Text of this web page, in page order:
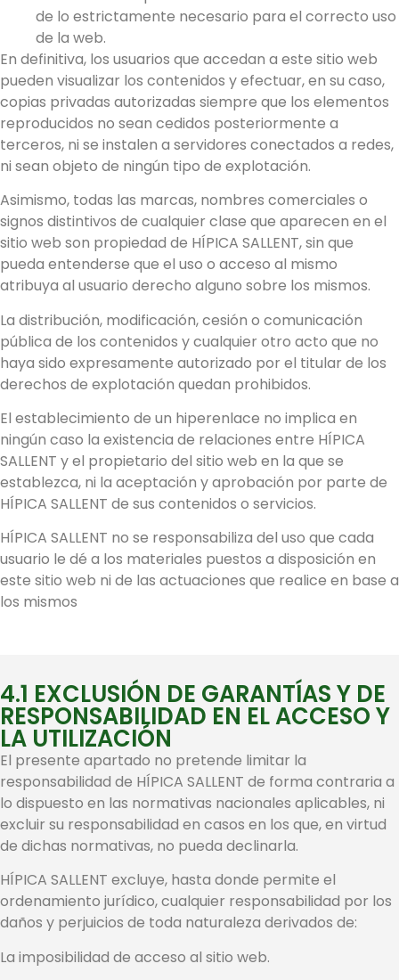
de lo estrictamente necesario para el correcto uso
de la web.
En definitiva, los usuarios que accedan a este sitio web
pueden visualizar los contenidos y efectuar, en su caso,
copias privadas autorizadas siempre que los elementos
reproducidos no sean cedidos posteriormente a
terceros, ni se instalen a servidores conectados a redes,
ni sean objeto de ningún tipo de explotación.
Asimismo, todas las marcas, nombres comerciales o
signos distintivos de cualquier clase que aparecen en el
sitio web son propiedad de HÍPICA SALLENT, sin que
pueda entenderse que el uso o acceso al mismo
atribuya al usuario derecho alguno sobre los mismos.
La distribución, modificación, cesión o comunicación
pública de los contenidos y cualquier otro acto que no
haya sido expresamente autorizado por el titular de los
derechos de explotación quedan prohibidos.
El establecimiento de un hiperenlace no implica en
ningún caso la existencia de relaciones entre HÍPICA
SALLENT y el propietario del sitio web en la que se
establezca, ni la aceptación y aprobación por parte de
HÍPICA SALLENT de sus contenidos o servicios.
HÍPICA SALLENT no se responsabiliza del uso que cada
usuario le dé a los materiales puestos a disposición en
este sitio web ni de las actuaciones que realice en base a
los mismos
4.1 EXCLUSIÓN DE GARANTÍAS Y DE
RESPONSABILIDAD EN EL ACCESO Y
LA UTILIZACIÓN
El presente apartado no pretende limitar la
responsabilidad de HÍPICA SALLENT de forma contraria a
lo dispuesto en las normativas nacionales aplicables, ni
excluir su responsabilidad en casos en los que, en virtud
de dichas normativas, no pueda declinarla.
HÍPICA SALLENT excluye, hasta donde permite el
ordenamiento jurídico, cualquier responsabilidad por los
daños y perjuicios de toda naturaleza derivados de:
La imposibilidad de acceso al sitio web.